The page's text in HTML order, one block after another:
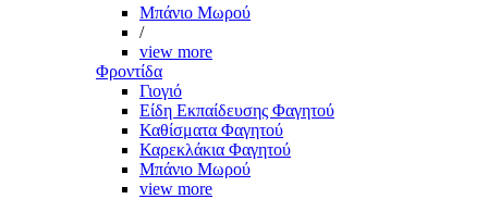
Μπάνιο Μωρού
/
view more
Φροντίδα
Γιογιό
Είδη Εκπαίδευσης Φαγητού
Καθίσματα Φαγητού
Καρεκλάκια Φαγητού
Μπάνιο Μωρού
view more